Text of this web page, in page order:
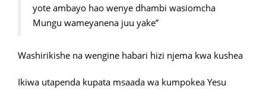
yote ambayo hao wenye dhambi wasiomcha
Mungu wameyanena juu yake”
Washirikishe na wengine habari hizi njema kwa kushea
Ikiwa utapenda kupata msaada wa kumpokea Yesu